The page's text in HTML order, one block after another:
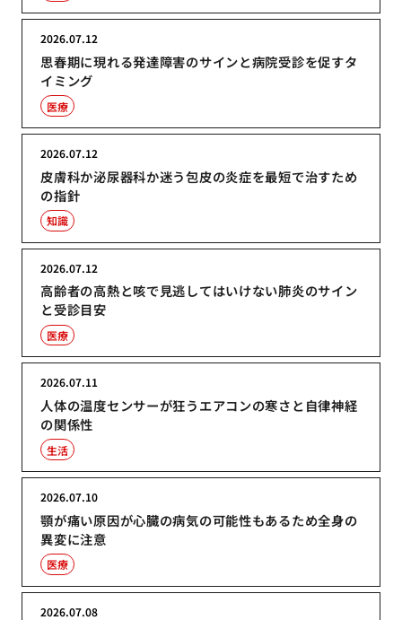
思春期に現れる発達障害のサインと病院受診を促すタ
イミング
2026.07.12
医療
皮膚科か泌尿器科か迷う包皮の炎症を最短で治すため
の指針
2026.07.12
知識
高齢者の高熱と咳で見逃してはいけない肺炎のサイン
と受診目安
2026.07.12
医療
人体の温度センサーが狂うエアコンの寒さと自律神経
の関係性
2026.07.11
生活
顎が痛い原因が心臓の病気の可能性もあるため全身の
異変に注意
2026.07.10
医療
2026.07.08